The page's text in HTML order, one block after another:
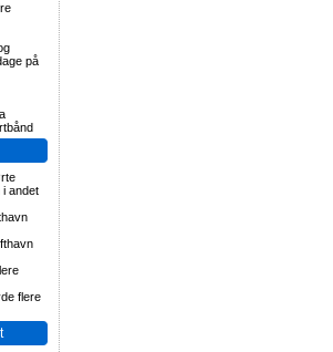
på
andet
flere